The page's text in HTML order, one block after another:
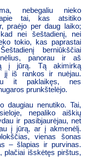
nebegaliu nieko
tai, kas atsitiko
praėjo per daug laiko;
nei šeštadienį, nei
tokio, kas paprastai
berniūkščiai
panorau ir aš
į jūrą. Tą akimirką
jį iš rankos ir nuėjau.
it paklaikęs, nes
prunkštelėjo.
daugiau nenutiko. Tai,
nepaliko aiškių
ir pasibjaurėjau, net
į jūrą, ar į akmenėlį.
vienas šonas
– šlapias ir purvinas.
plačiai išskėtęs pirštus,